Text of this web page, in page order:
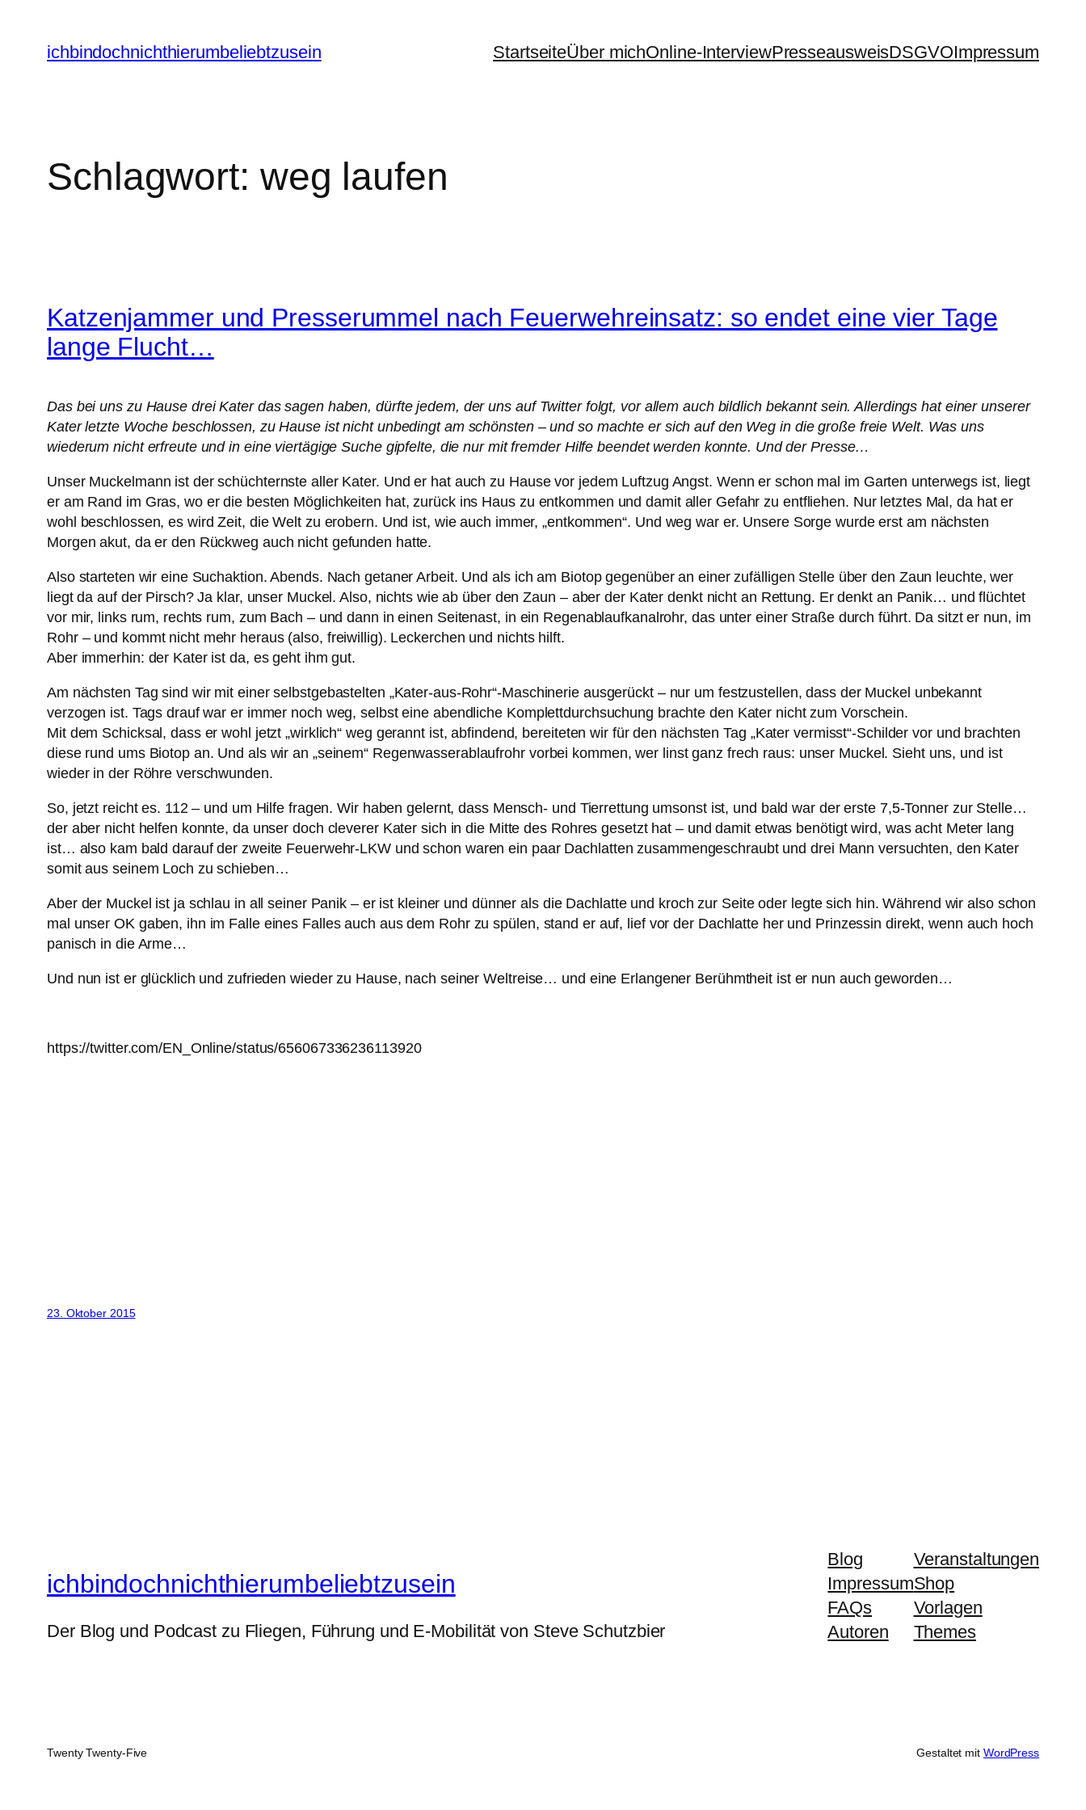
Inhalt
springen
ichbindochnichthierumbeliebtzusein StartseiteÜber michOnline-InterviewPresseausweisDSGVOImpressum
Schlagwort: weg laufen
Katzenjammer und Presserummel nach Feuerwehreinsatz: so endet eine vier Tage
lange Flucht…
Das bei uns zu Hause drei Kater das sagen haben, dürfte jedem, der uns auf Twitter folgt, vor allem auch bildlich bekannt sein. Allerdings hat einer unserer
Kater letzte Woche beschlossen, zu Hause ist nicht unbedingt am schönsten – und so machte er sich auf den Weg in die große freie Welt. Was uns
wiederum nicht erfreute und in eine viertägige Suche gipfelte, die nur mit fremder Hilfe beendet werden konnte. Und der Presse…
Unser Muckelmann ist der schüchternste aller Kater. Und er hat auch zu Hause vor jedem Luftzug Angst. Wenn er schon mal im Garten unterwegs ist, liegt
er am Rand im Gras, wo er die besten Möglichkeiten hat, zurück ins Haus zu entkommen und damit aller Gefahr zu entfliehen. Nur letztes Mal, da hat er
wohl beschlossen, es wird Zeit, die Welt zu erobern. Und ist, wie auch immer, „entkommen“. Und weg war er. Unsere Sorge wurde erst am nächsten
Morgen akut, da er den Rückweg auch nicht gefunden hatte.
Also starteten wir eine Suchaktion. Abends. Nach getaner Arbeit. Und als ich am Biotop gegenüber an einer zufälligen Stelle über den Zaun leuchte, wer
liegt da auf der Pirsch? Ja klar, unser Muckel. Also, nichts wie ab über den Zaun – aber der Kater denkt nicht an Rettung. Er denkt an Panik… und flüchtet
vor mir, links rum, rechts rum, zum Bach – und dann in einen Seitenast, in ein Regenablaufkanalrohr, das unter einer Straße durch führt. Da sitzt er nun, im
Rohr – und kommt nicht mehr heraus (also, freiwillig). Leckerchen und nichts hilft.
Aber immerhin: der Kater ist da, es geht ihm gut.
Am nächsten Tag sind wir mit einer selbstgebastelten „Kater-aus-Rohr“-Maschinerie ausgerückt – nur um festzustellen, dass der Muckel unbekannt
verzogen ist. Tags drauf war er immer noch weg, selbst eine abendliche Komplettdurchsuchung brachte den Kater nicht zum Vorschein.
Mit dem Schicksal, dass er wohl jetzt „wirklich“ weg gerannt ist, abfindend, bereiteten wir für den nächsten Tag „Kater vermisst“-Schilder vor und brachten
diese rund ums Biotop an. Und als wir an „seinem“ Regenwasserablaufrohr vorbei kommen, wer linst ganz frech raus: unser Muckel. Sieht uns, und ist
wieder in der Röhre verschwunden.
So, jetzt reicht es. 112 – und um Hilfe fragen. Wir haben gelernt, dass Mensch- und Tierrettung umsonst ist, und bald war der erste 7,5-Tonner zur Stelle…
der aber nicht helfen konnte, da unser doch cleverer Kater sich in die Mitte des Rohres gesetzt hat – und damit etwas benötigt wird, was acht Meter lang
ist… also kam bald darauf der zweite Feuerwehr-LKW und schon waren ein paar Dachlatten zusammengeschraubt und drei Mann versuchten, den Kater
somit aus seinem Loch zu schieben…
Aber der Muckel ist ja schlau in all seiner Panik – er ist kleiner und dünner als die Dachlatte und kroch zur Seite oder legte sich hin. Während wir also schon
mal unser OK gaben, ihn im Falle eines Falles auch aus dem Rohr zu spülen, stand er auf, lief vor der Dachlatte her und Prinzessin direkt, wenn auch hoch
panisch in die Arme…
Und nun ist er glücklich und zufrieden wieder zu Hause, nach seiner Weltreise… und eine Erlangener Berühmtheit ist er nun auch geworden…
https://twitter.com/EN_Online/status/656067336236113920
23. Oktober 2015
ichbindochnichthierumbeliebtzusein
Der Blog und Podcast zu Fliegen, Führung und E-Mobilität von Steve Schutzbier
Blog
Impressum
FAQs
Autoren
Veranstaltungen
Shop
Vorlagen
Themes
Twenty Twenty-Five Gestaltet mit WordPress